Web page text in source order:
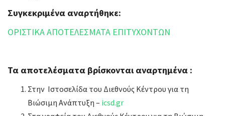
Συγκεκριμένα αναρτήθηκε:
ΟΡΙΣΤΙΚΑ ΑΠΟΤΕΛΕΣΜΑΤΑ ΕΠΙΤΥΧΟΝΤΩΝ
Τα αποτελέσματα βρίσκονται αναρτημένα :
Στην Ιστοσελίδα του Διεθνούς Κέντρου για τη
Βιώσιμη Ανάπτυξη – icsd.gr